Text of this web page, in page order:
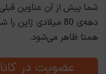
شما پیش از آن عناوین قبلی
دهه‌ی 80 میلادی
همتا ظاهر می‌شود.
عضویت در